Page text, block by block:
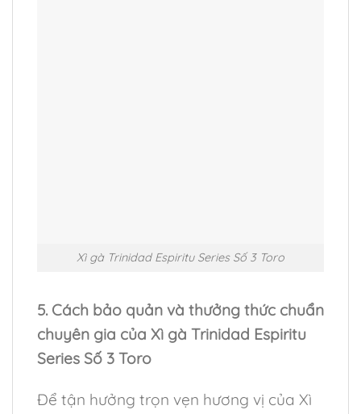
Xì gà Trinidad Espiritu Series Số 3 Toro
5. Cách bảo quản và thưởng thức chuẩn
chuyên gia của Xì gà Trinidad Espiritu
Series Số 3 Toro
Để tận hưởng trọn vẹn hương vị của Xì